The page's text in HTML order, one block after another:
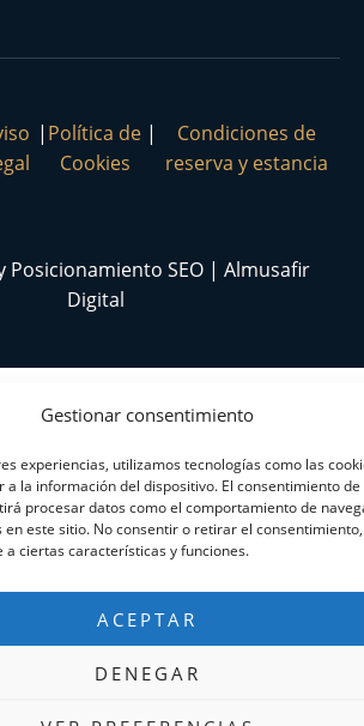
Gestionar consentimiento
experiencias, utilizamos tecnologías como las
a la información del dispositivo. El consentimiento de
procesar datos como el comportamiento de
en este sitio. No consentir o retirar el
ciertas características y funciones.
ACEPTAR
DENEGAR
| Política de
Cookies
|
Condiciones de
reserva y estancia
Posicionamiento SEO | Almusafir
Digital